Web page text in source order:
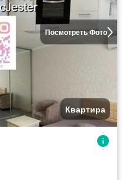
Посмотреть Фото
Квартира